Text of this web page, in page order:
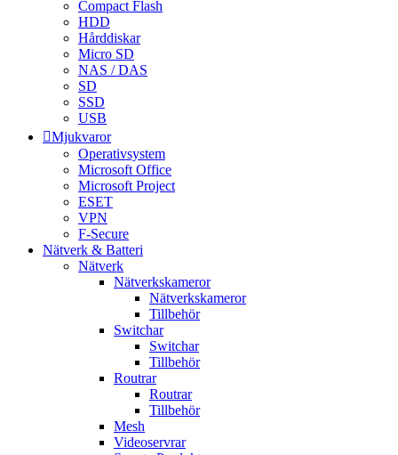
Compact Flash
HDD
Hårddiskar
Micro SD
NAS / DAS
SD
SSD
USB
Mjukvaror
Operativsystem
Microsoft Office
Microsoft Project
ESET
VPN
F-Secure
Nätverk & Batteri
Nätverk
Nätverkskameror
Nätverkskameror
Tillbehör
Switchar
Switchar
Tillbehör
Routrar
Routrar
Tillbehör
Mesh
Videoservrar